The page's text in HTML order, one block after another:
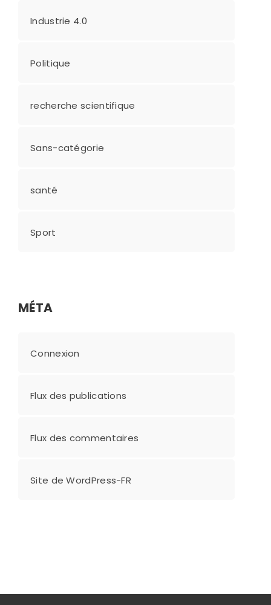
Industrie 4.0
Politique
recherche scientifique
Sans-catégorie
santé
Sport
MÉTA
Connexion
Flux des publications
Flux des commentaires
Site de WordPress-FR